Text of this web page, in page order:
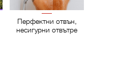
Перфектни отвън,
несигурни отвътре